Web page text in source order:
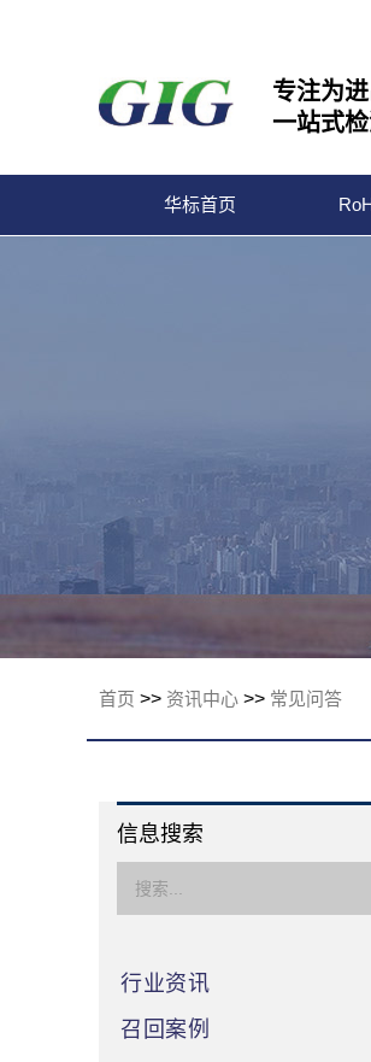
专注为
一站式
华标首页
首页 >> 资讯中心 >> 常见问答
信息搜索
行业资讯
召回案例